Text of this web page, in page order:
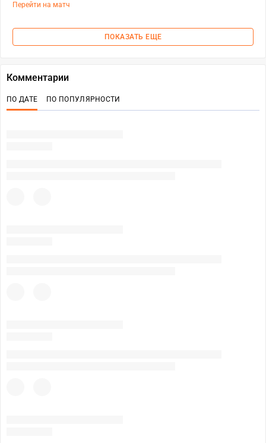
Перейти на матч
ПОКАЗАТЬ ЕЩЕ
Комментарии
ПО ДАТЕ ПО ПОПУЛЯРНОСТИ